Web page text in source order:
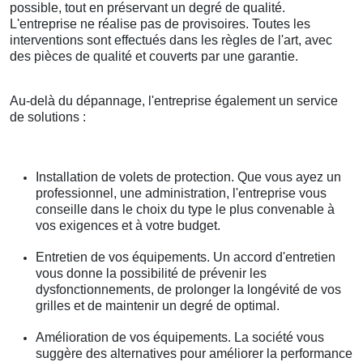
possible, tout en préservant un degré de qualité.
L'entreprise ne réalise pas de provisoires. Toutes les
interventions sont effectués dans les règles de l'art, avec
des pièces de qualité et couverts par une garantie.
Au-delà du dépannage, l'entreprise également un service
de solutions :
Installation de volets de protection. Que vous ayez un
professionnel, une administration, l'entreprise vous
conseille dans le choix du type le plus convenable à
vos exigences et à votre budget.
Entretien de vos équipements. Un accord d'entretien
vous donne la possibilité de prévenir les
dysfonctionnements, de prolonger la longévité de vos
grilles et de maintenir un degré de optimal.
Amélioration de vos équipements. La société vous
suggère des alternatives pour améliorer la performance